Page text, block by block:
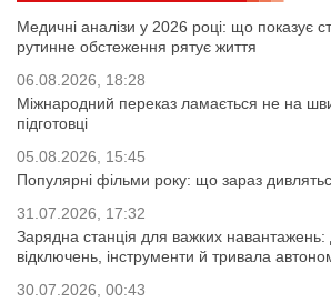
Медичні аналізи у 2026 році: що показує
рутинне обстеження рятує життя
06.08.2026, 18:28
Міжнародний переказ ламається не на
підготовці
05.08.2026, 15:45
Популярні фільми року: що зараз
31.07.2026, 17:32
Зарядна станція для важких навантажень:
відключень, інструменти й тривала
30.07.2026, 00:43